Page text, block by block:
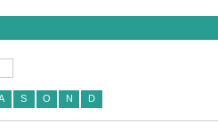
S O N D